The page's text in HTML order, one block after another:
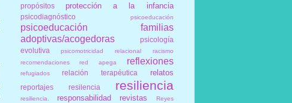
propósitos protección a la infancia
psicodiagnóstico psicoeducación
psicoeducación familias
adoptivas/acogedoras
psicología
evolutiva
psicomotricidad relacional
racismo
recomendaciones
red apega reflexiones
refugiados relación terapéutica relatos
reportajes resilencia resiliencia
resiliencia. responsabilidad revistas
Reyes